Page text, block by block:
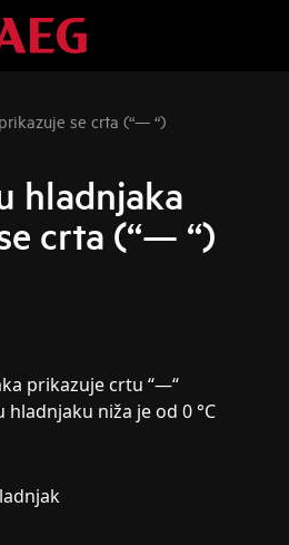
se crta (“— “)
hladnjaka
crta (“— “)
prikazuje crtu “—“
hladnjaku niža je od 0 °C